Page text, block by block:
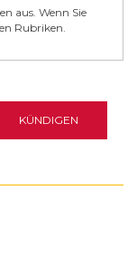
aus. Wenn Sie
Rubriken.